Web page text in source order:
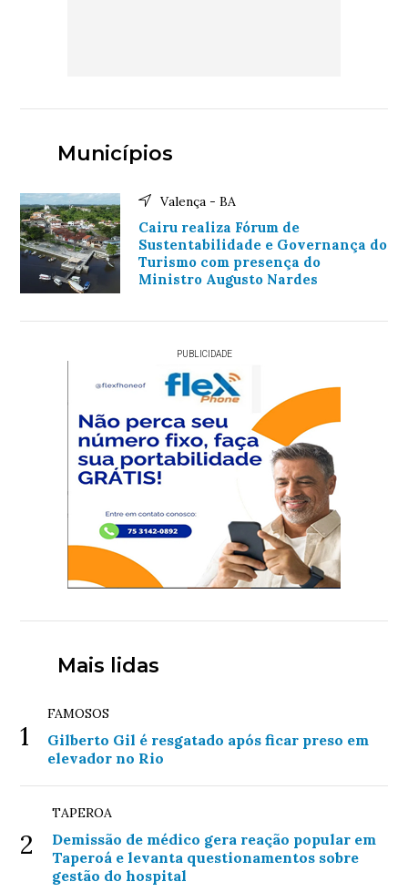
Municípios
Valença - BA
Cairu realiza Fórum de
Sustentabilidade e Governança do
Turismo com presença do
Ministro Augusto Nardes
PUBLICIDADE
Mais lidas
1
FAMOSOS
Gilberto Gil é resgatado após ficar preso em
elevador no Rio
2
TAPEROA
Demissão de médico gera reação popular em
Taperoá e levanta questionamentos sobre
gestão do hospital